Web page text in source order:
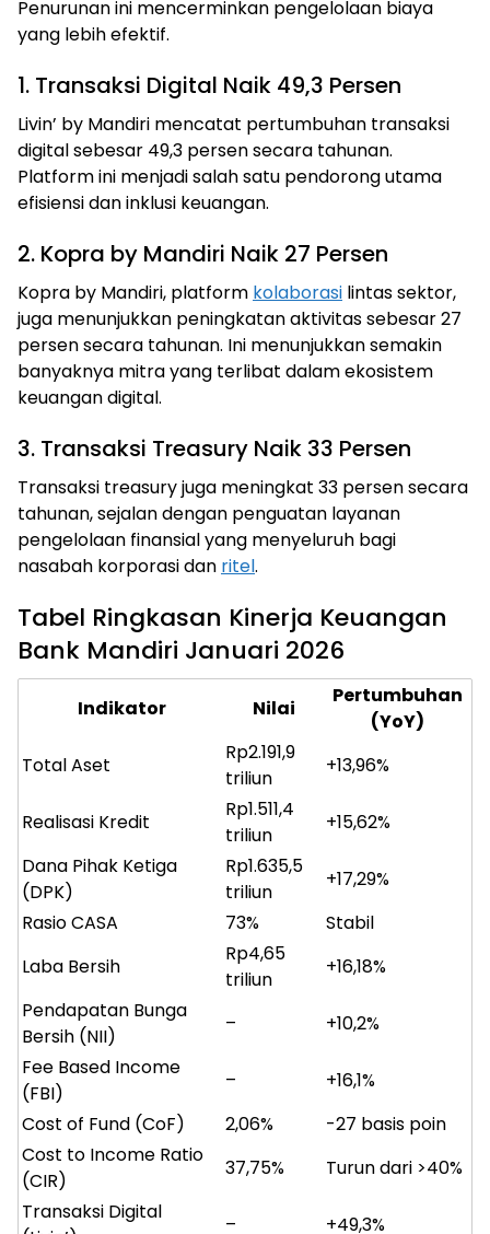
Penurunan ini mencerminkan pengelolaan biaya
yang lebih efektif.
1. Transaksi Digital Naik 49,3 Persen
Livin’ by Mandiri mencatat pertumbuhan transaksi
digital sebesar 49,3 persen secara tahunan.
Platform ini menjadi salah satu pendorong utama
efisiensi dan inklusi keuangan.
2. Kopra by Mandiri Naik 27 Persen
Kopra by Mandiri, platform kolaborasi lintas sektor,
juga menunjukkan peningkatan aktivitas sebesar 27
persen secara tahunan. Ini menunjukkan semakin
banyaknya mitra yang terlibat dalam ekosistem
keuangan digital.
3. Transaksi Treasury Naik 33 Persen
Transaksi treasury juga meningkat 33 persen secara
tahunan, sejalan dengan penguatan layanan
pengelolaan finansial yang menyeluruh bagi
nasabah korporasi dan ritel.
Tabel Ringkasan Kinerja Keuangan
Bank Mandiri Januari 2026
Indikator Nilai
Pertumbuhan
(YoY)
Total Aset
Rp2.191,9
triliun
+13,96%
Realisasi Kredit
Rp1.511,4
triliun
+15,62%
Dana Pihak Ketiga
(DPK)
Rp1.635,5
triliun
+17,29%
Rasio CASA
73%
Stabil
Laba Bersih
Rp4,65
triliun
+16,18%
Pendapatan Bunga
Bersih (NII)
–
+10,2%
Fee Based Income
(FBI)
–
+16,1%
Cost of Fund (CoF)
2,06%
-27 basis poin
Cost to Income Ratio
(CIR)
37,75%
Turun dari >40%
Transaksi Digital
–
+49,3%